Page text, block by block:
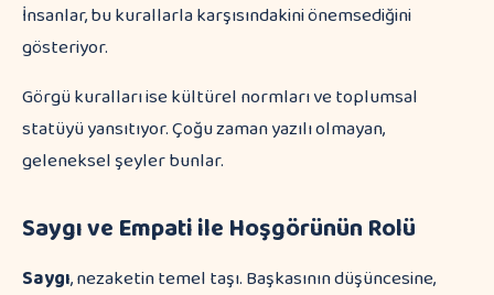
İnsanlar, bu kurallarla karşısındakini önemsediğini
gösteriyor.
Görgü kuralları ise kültürel normları ve toplumsal
statüyü yansıtıyor. Çoğu zaman yazılı olmayan,
geleneksel şeyler bunlar.
Saygı ve Empati ile Hoşgörünün Rolü
Saygı, nezaketin temel taşı. Başkasının düşüncesine,